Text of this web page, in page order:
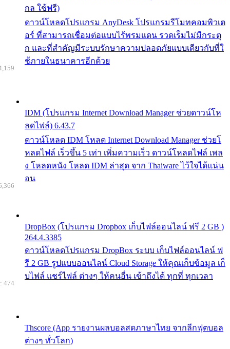
กล ใช้ฟรี)
ดาวน์โหลดโปรแกรม AnyDesk โปรแกรมรีโมทคอมพิวเต
อร์ ที่สามารถเชื่อมต่อแบบไร้พรมแดน รวดเร็มไม่มีกระตุ
ก และที่สำคัญมีระบบรักษาความปลอดภัยแบบเดียวกับที่ใ
ช้ภายในธนาคารอีกด้วย
IDM (โปรแกรม Internet Download Manager ช่วยดาวน์โห
ลดไฟล์) 6.43.7
ดาวน์โหลด IDM โหลด Internet Download Manager ช่วยโ
หลดไฟล์ เร็วขึ้น 5 เท่า เพิ่มความเร็ว ดาวน์โหลดไฟล์ เพล
ง โหลดหนัง โหลด IDM ล่าสุด จาก Thaiware ไว้ใจได้แน่น
อน
DropBox (โปรแกรม Dropbox เก็บไฟล์ออนไลน์ ฟรี 2 GB )
264.4.3385
ดาวน์โหลดโปรแกรม DropBox ระบบ เก็บไฟล์ออนไลน์ ฟ
รี 2 GB รูปแบบออนไลน์ Cloud Storage ให้คุณเก็บข้อมูล เก็
บไฟล์ แชร์ไฟล์ ต่างๆ ให้คนอื่น เข้าถึงได้ ทุกที่ ทุกเวลา
Thscore (App รายงานผลบอลสดภาษาไทย จากลีกฟุตบอล
ต่างๆ ทั่วโลก)
474